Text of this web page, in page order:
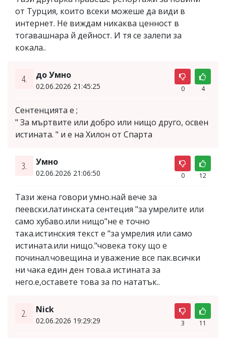
от Турция, които всеки можеше да види в
интернет. Не виждам никаква ценност в
тогавашнара й дейност. И тя се залепи за
кокала..
4. до Умно
02.06.2026 21:45:25 0 4
Сентенцията е ;
" За мъртвите или добро или нищо друго, освен
истината. " и е на Хилон от Спарта
3. Умно
02.06.2026 21:06:50 0 12
Тази жена говори умно.най вече за
пеевски.латинската сентеция "за умрелите или
само хубаво.или нищо"не е точно
така.истинския текст е "за умрелия или само
истината.или нищо."човека току що е
починал.човещина и уважение все пак.всички
ни чака един ден това.а истината за
него.е,оставете това за по нататък..
2. Nick
02.06.2026 19:29:29 3 11